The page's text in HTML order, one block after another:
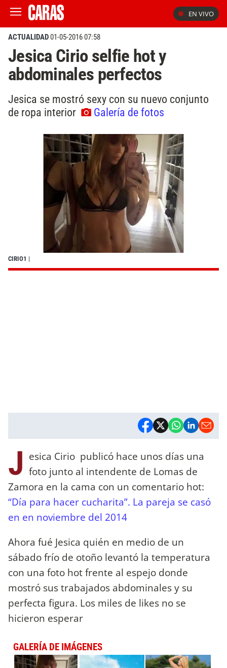
EN VIVO
ACTUALIDAD01-05-2016 07:58
Jesica Cirio selfie hot y
abdominales perfectos
Jesica se mostró sexy con su nuevo conjunto
de ropa interior
Galería de fotos
CIRIO1 |
J esica Cirio publicó hace unos días una
foto junto al intendente de Lomas de
Zamora en la cama con un comentario hot:
“Día para hacer cucharita”. La pareja se casó
en en noviembre del 2014
Ahora fué Jesica quién en medio de un
sábado frío de otoño levantó la temperatura
con una foto hot frente al espejo donde
mostró sus trabajados abdominales y su
perfecta figura. Los miles de likes no se
hicieron esperar
GALERÍA DE IMÁGENES